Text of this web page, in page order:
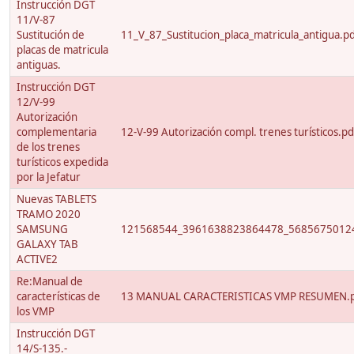
Instrucción DGT
11/V-87
Sustitución de
placas de matricula
antiguas.
Instrucción DGT
12/V-99
Autorización
complementaria
de los trenes
turísticos expedida
por la Jefatur
12-V-99 Autorización compl. trenes
Nuevas TABLETS
TRAMO 2020
SAMSUNG
GALAXY TAB
ACTIVE2
Re:Manual de
características de
los VMP
13 MANUAL CARACTERISTICAS VMP
Instrucción DGT
14/S-135.-